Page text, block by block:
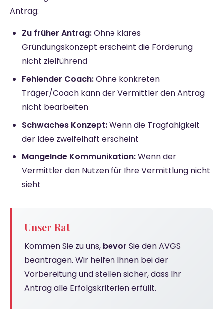
Antrag:
Zu früher Antrag:Ohne klares
Gründungskonzept erscheint die Förderung
nicht zielführend
Fehlender Coach:Ohne konkreten
Träger/Coach kann der Vermittler den Antrag
nicht bearbeiten
Schwaches Konzept:Wenn die Tragfähigkeit
der Idee zweifelhaft erscheint
Mangelnde Kommunikation:Wenn der
Vermittler den Nutzen für Ihre Vermittlung nicht
sieht
Unser Rat
Kommen Sie zu uns, bevor Sie den AVGS
beantragen. Wir helfen Ihnen bei der
Vorbereitung und stellen sicher, dass Ihr
Antrag alle Erfolgskriterien erfüllt.